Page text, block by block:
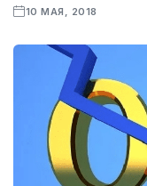
10 МАЯ, 2018